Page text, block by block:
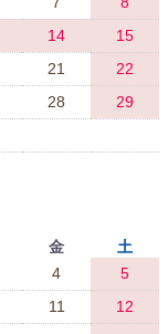
14
15
21
22
28
29
金
土
4
5
11
12